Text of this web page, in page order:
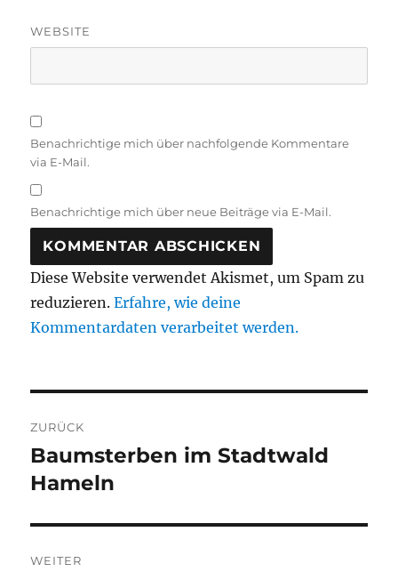
WEBSITE
Benachrichtige mich über nachfolgende Kommentare
via E-Mail.
Benachrichtige mich über neue Beiträge via E-Mail.
Diese Website verwendet Akismet, um Spam zu
reduzieren.Erfahre, wie deine
Kommentardaten verarbeitet werden.
ZURÜCK
Vorheriger
Beitrag:
Baumsterben im Stadtwald
Hameln
WEITER